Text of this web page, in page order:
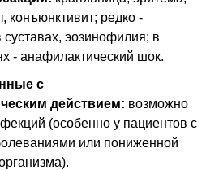
конъюнктивит; редко -
суставах, эозинофилия; в
- анафилактический шок.
с
действием: возможно
(особенно у пациентов с
или пониженной